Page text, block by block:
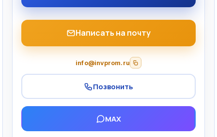
Написать на почту
info@invprom.ru
Позвонить
MAX